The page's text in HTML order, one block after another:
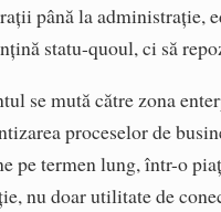
până la administrație,
statu-quoul, ci să
se mută către zona
proceselor de
pe termen lung, într-o
nu doar utilitate de